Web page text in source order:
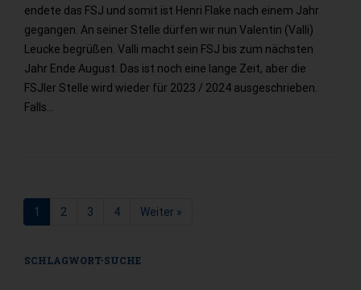
endete das FSJ und somit ist Henri Flake nach einem Jahr
gegangen. An seiner Stelle dürfen wir nun Valentin (Valli)
Leucke begrüßen. Valli macht sein FSJ bis zum nächsten
Jahr Ende August. Das ist noch eine lange Zeit, aber die
FSJler Stelle wird wieder für 2023 / 2024 ausgeschrieben.
Falls…
Seite
1 Seite
2 Seite
3 Seite
4 Weiter »
SCHLAGWORT-SUCHE